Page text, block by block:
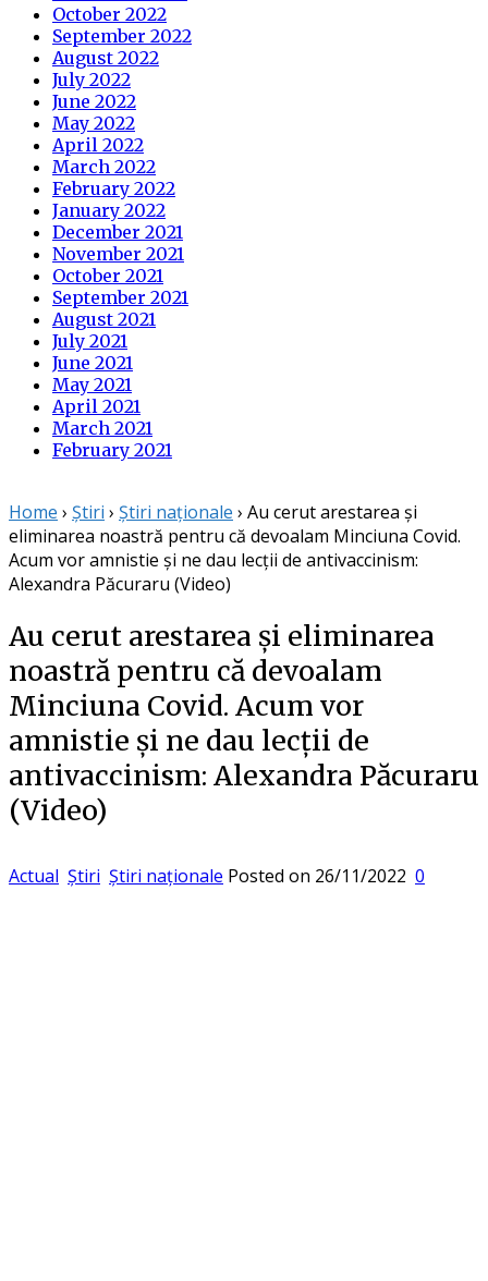
October 2022
September 2022
August 2022
July 2022
June 2022
May 2022
April 2022
March 2022
February 2022
January 2022
December 2021
November 2021
October 2021
September 2021
August 2021
July 2021
June 2021
May 2021
April 2021
March 2021
February 2021
Home › Știri › Știri naționale › Au cerut arestarea și
eliminarea noastră pentru că devoalam Minciuna Covid.
Acum vor amnistie și ne dau lecții de antivaccinism:
Alexandra Păcuraru (Video)
Au cerut arestarea și eliminarea
noastră pentru că devoalam
Minciuna Covid. Acum vor
amnistie și ne dau lecții de
antivaccinism: Alexandra Păcuraru
(Video)
Actual Știri Știri naționale Posted on 26/11/2022 0